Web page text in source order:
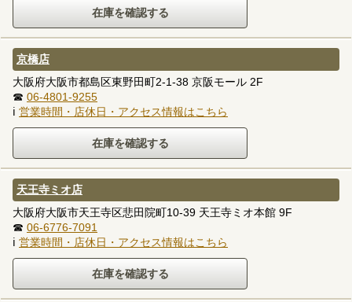
京橋店
大阪府大阪市都島区東野田町2-1-38 京阪モール 2F
☎ 06-4801-9255
ℹ 営業時間・店休日・アクセス情報はこちら
天王寺ミオ店
大阪府大阪市天王寺区悲田院町10-39 天王寺ミオ本館 9F
☎ 06-6776-7091
ℹ 営業時間・店休日・アクセス情報はこちら